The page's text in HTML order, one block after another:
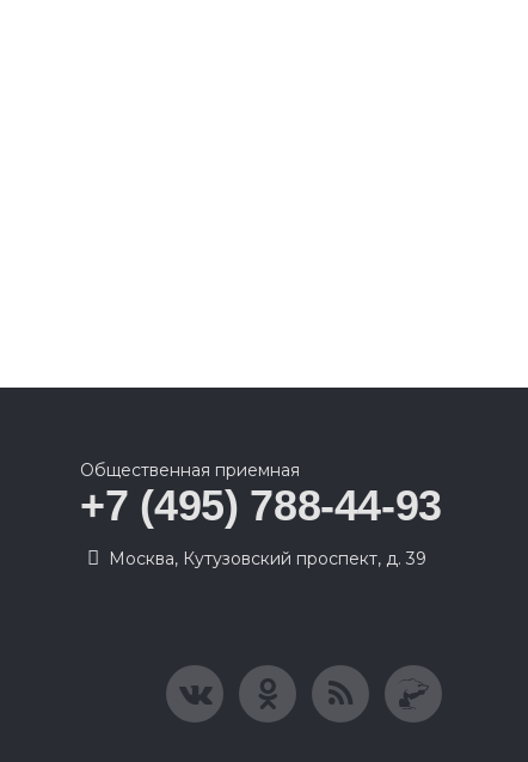
Общественная приемная
+7 (495) 788-44-93
Москва, Кутузовский проспект, д. 39